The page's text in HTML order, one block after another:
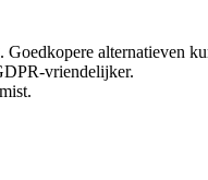
Goedkopere alternatieven
vriendelijker.
mist.